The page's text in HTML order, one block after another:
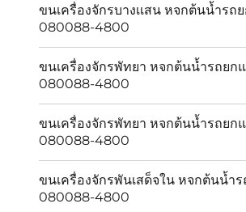
ขนเครื่องจักรบางเเสน หจกต้นน้ำรถ
080088-4800
ขนเครื่องจักรพัทยา หจกต้นน้ำรถยก
080088-4800
ขนเครื่องจักรพัทยา หจกต้นน้ำรถยก
080088-4800
ขนเครื่องจักรพันเสด็จใน หจกต้นน้ำ
080088-4800